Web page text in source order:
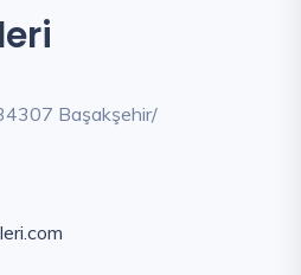
Başakşehir/